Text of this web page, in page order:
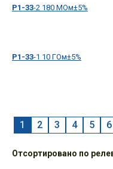
Р1-33-2 180 МОм±5%
Р1-33-1 10 ГОм±5%
1 2 3 4 5 6
Отсортировано по